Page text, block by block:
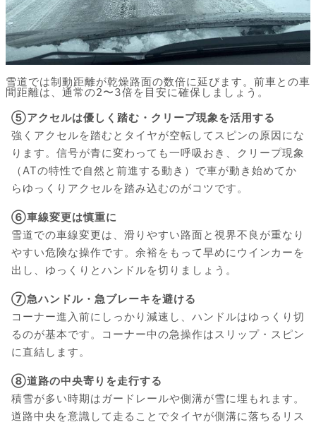
雪道では制動距離が乾燥路面の数倍に延びます。前車との車
間距離は、通常の2〜3倍を目安に確保しましょう。
⑤アクセルは優しく踏む・クリープ現象を活用する
強くアクセルを踏むとタイヤが空転してスピンの原因にな
ります。信号が青に変わっても一呼吸おき、クリープ現象
（ATの特性で自然と前進する動き）で車が動き始めてか
らゆっくりアクセルを踏み込むのがコツです。
⑥車線変更は慎重に
雪道での車線変更は、滑りやすい路面と視界不良が重なり
やすい危険な操作です。余裕をもって早めにウインカーを
出し、ゆっくりとハンドルを切りましょう。
⑦急ハンドル・急ブレーキを避ける
コーナー進入前にしっかり減速し、ハンドルはゆっくり切
るのが基本です。コーナー中の急操作はスリップ・スピン
に直結します。
⑧道路の中央寄りを走行する
積雪が多い時期はガードレールや側溝が雪に埋もれます。
道路中央を意識して走ることでタイヤが側溝に落ちるリス